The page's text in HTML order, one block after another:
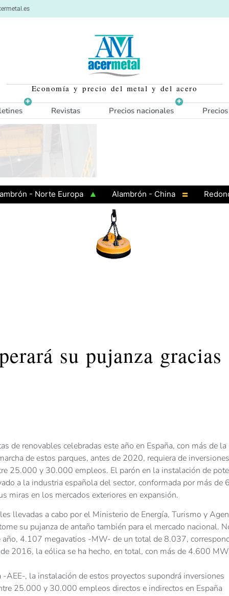
Economía y precio del metal y del acero
Revistas Precios nacionales
- Norte Europa Alambrón - China
Redondo -
su pujanza gracias
de renovables celebradas este año en España, con más de la
de estos parques, antes de 2020, requiera de inversiones
25.000 y 30.000 empleos. El parón en la instalación de
a la industria española del sector, conformada por más de
miras en los mercados exteriores en expansión.
llevadas a cabo por el Ministerio de Energía, Turismo y
su pujanza de antaño también para el mercado nacional.
año, 4.107 megavatios -MW- de un total de 8.037,
2016, la eólica se ha hecho, en total, con más de 4.600
, la instalación de estos proyectos supondrá inversiones
25.000 y 30.000 empleos directos e indirectos en España